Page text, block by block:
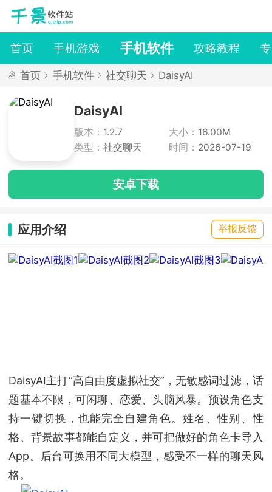
首页 手机游戏 手机软件 攻略教程
首页 手机软件 社交聊天 DaisyAI
DaisyAI
版本： 1.2.7 大小： 16.00M
类型： 社交聊天 时间： 2026-07-19
安卓下载
应用介绍 举报反馈
DaisyAI主打“高自由度虚拟社交”，无敏感词过滤，话
题基本不限，可闲聊、恋爱、头脑风暴。预设角色支
持一键切换，也能完全自建角色。姓名、性别、性
格、背景故事都能自定义，并可把做好的角色卡导入
App。后台可换用不同大模型，感受不一样的聊天风
格。